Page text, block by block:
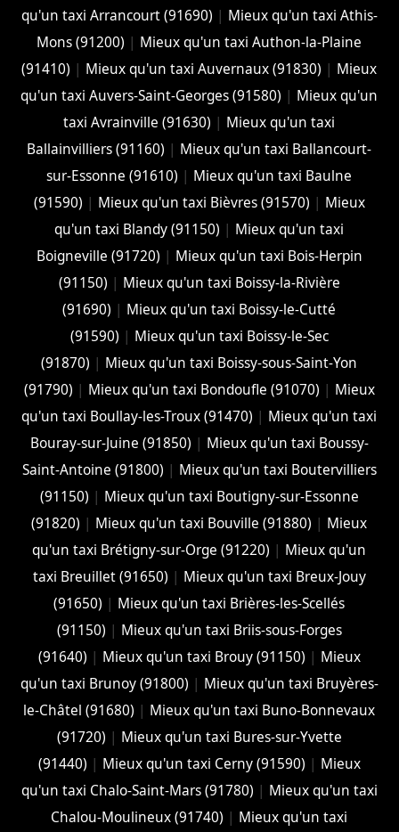
qu'un taxi Arrancourt (91690) | Mieux qu'un taxi Athis-
Mons (91200) | Mieux qu'un taxi Authon-la-Plaine
(91410) | Mieux qu'un taxi Auvernaux (91830) | Mieux
qu'un taxi Auvers-Saint-Georges (91580) | Mieux qu'un
taxi Avrainville (91630) | Mieux qu'un taxi
Ballainvilliers (91160) | Mieux qu'un taxi Ballancourt-
sur-Essonne (91610) | Mieux qu'un taxi Baulne
(91590) | Mieux qu'un taxi Bièvres (91570) | Mieux
qu'un taxi Blandy (91150) | Mieux qu'un taxi
Boigneville (91720) | Mieux qu'un taxi Bois-Herpin
(91150) | Mieux qu'un taxi Boissy-la-Rivière
(91690) | Mieux qu'un taxi Boissy-le-Cutté
(91590) | Mieux qu'un taxi Boissy-le-Sec
(91870) | Mieux qu'un taxi Boissy-sous-Saint-Yon
(91790) | Mieux qu'un taxi Bondoufle (91070) | Mieux
qu'un taxi Boullay-les-Troux (91470) | Mieux qu'un taxi
Bouray-sur-Juine (91850) | Mieux qu'un taxi Boussy-
Saint-Antoine (91800) | Mieux qu'un taxi Boutervilliers
(91150) | Mieux qu'un taxi Boutigny-sur-Essonne
(91820) | Mieux qu'un taxi Bouville (91880) | Mieux
qu'un taxi Brétigny-sur-Orge (91220) | Mieux qu'un
taxi Breuillet (91650) | Mieux qu'un taxi Breux-Jouy
(91650) | Mieux qu'un taxi Brières-les-Scellés
(91150) | Mieux qu'un taxi Briis-sous-Forges
(91640) | Mieux qu'un taxi Brouy (91150) | Mieux
qu'un taxi Brunoy (91800) | Mieux qu'un taxi Bruyères-
le-Châtel (91680) | Mieux qu'un taxi Buno-Bonnevaux
(91720) | Mieux qu'un taxi Bures-sur-Yvette
(91440) | Mieux qu'un taxi Cerny (91590) | Mieux
qu'un taxi Chalo-Saint-Mars (91780) | Mieux qu'un taxi
Chalou-Moulineux (91740) | Mieux qu'un taxi